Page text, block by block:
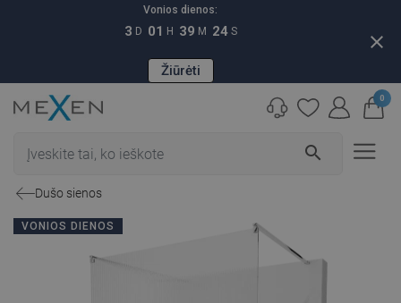
Vonios dienos:
3 D 01 H 39 M 23 S
Žiūrėti
close
search
0
Dušo sienos
VONIOS DIENOS